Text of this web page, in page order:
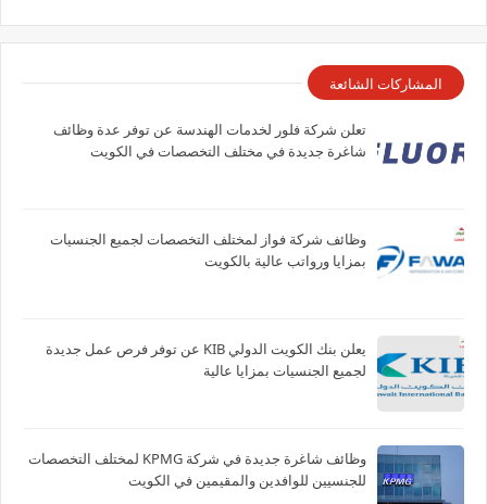
المشاركات الشائعة
تعلن شركة فلور لخدمات الهندسة عن توفر عدة وظائف
شاغرة جديدة في مختلف التخصصات في الكويت
وظائف شركة فواز لمختلف التخصصات لجميع الجنسيات
بمزايا ورواتب عالية بالكويت
يعلن بنك الكويت الدولي KIB عن توفر فرص عمل جديدة
لجميع الجنسيات بمزايا عالية
وظائف شاغرة جديدة في شركة ‏KPMG لمختلف التخصصات
للجنسيين للوافدين والمقيمين في الكويت